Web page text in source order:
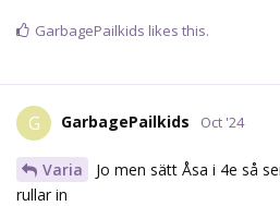
GarbagePailkids likes this.
G GarbagePailkids Oct '24
Varia
Jo men sätt Åsa i 4e så
rullar in